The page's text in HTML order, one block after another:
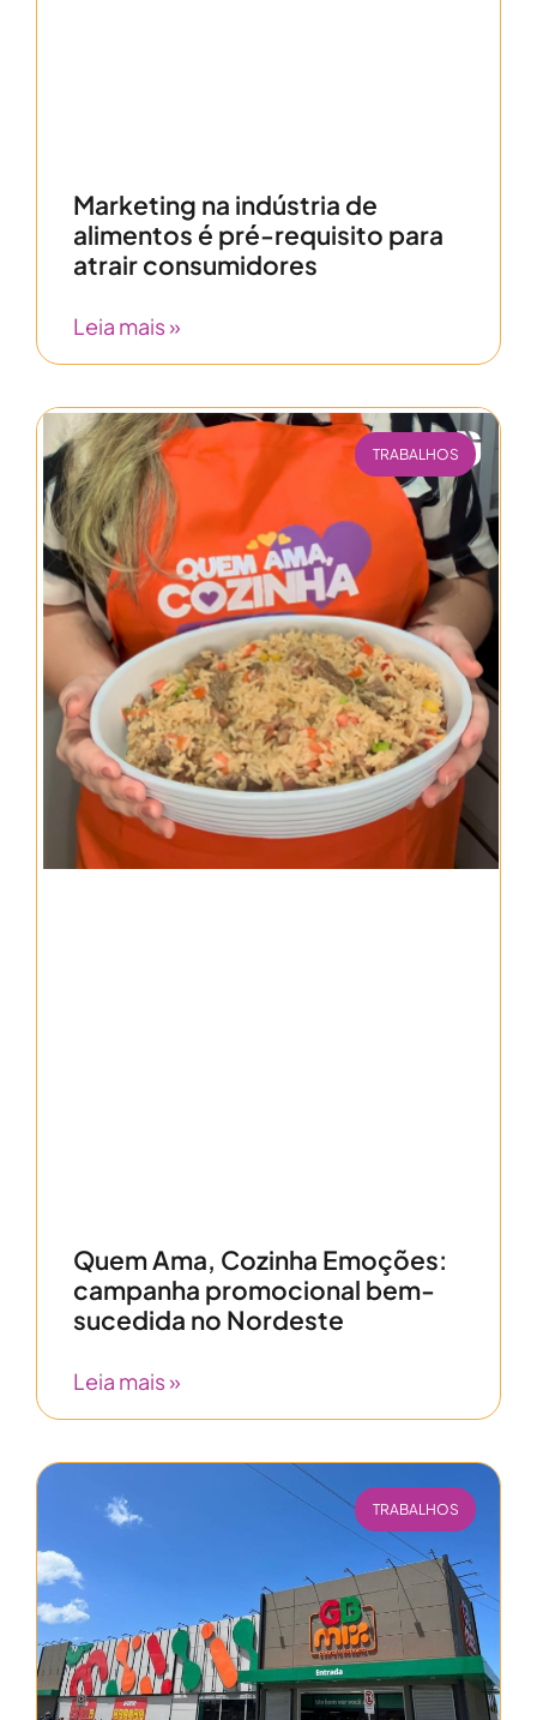
Marketing na indústria de
alimentos é pré-requisito para
atrair consumidores
Leia mais »
TRABALHOS
Quem Ama, Cozinha Emoções:
campanha promocional bem-
sucedida no Nordeste
Leia mais »
TRABALHOS